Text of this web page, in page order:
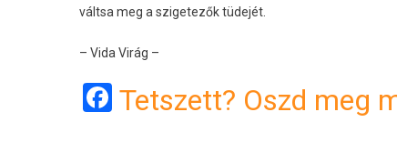
váltsa meg a szigetezők tüdejét.
– Vida Virág –
Facebook
Tetszett? Oszd meg